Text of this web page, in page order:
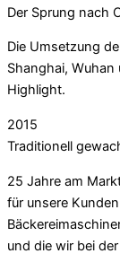
Der Sprung nach
Die Umsetzung
Shanghai,
Highlight.
2015
Traditionell
25 Jahre am
für unsere
und die wir bei